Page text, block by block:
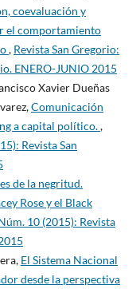
coevaluación y
el comportamiento
, Revista San Gregorio:
ENERO-JUNIO 2015
Xavier Dueñas
Comunicación
a capital político.,
Revista San
de la negritud.
Rose y el Black
10 (2015): Revista
El Sistema Nacional
desde la perspectiva